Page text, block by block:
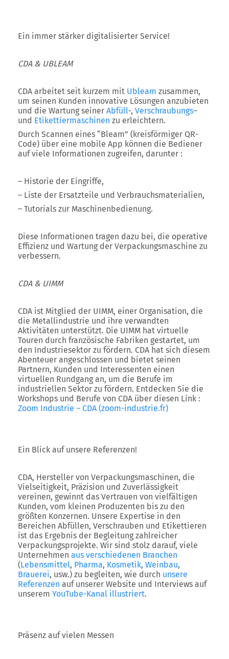
Ein immer stärker digitalisierter Service!
CDA & UBLEAM
CDA arbeitet seit kurzem mit Ubleam zusammen,
um seinen Kunden innovative Lösungen anzubieten
und die Wartung seiner Abfüll-, Verschraubungs–
und Etikettiermaschinen zu erleichtern.
Durch Scannen eines “Bleam” (kreisförmiger QR-
Code) über eine mobile App können die Bediener
auf viele Informationen zugreifen, darunter :
– Historie der Eingriffe,
– Liste der Ersatzteile und Verbrauchsmaterialien,
– Tutorials zur Maschinenbedienung.
Diese Informationen tragen dazu bei, die operative
Effizienz und Wartung der Verpackungsmaschine zu
verbessern.
CDA & UIMM
CDA ist Mitglied der UIMM, einer Organisation, die
die Metallindustrie und ihre verwandten
Aktivitäten unterstützt. Die UIMM hat virtuelle
Touren durch französische Fabriken gestartet, um
den Industriesektor zu fördern. CDA hat sich diesem
Abenteuer angeschlossen und bietet seinen
Partnern, Kunden und Interessenten einen
virtuellen Rundgang an, um die Berufe im
industriellen Sektor zu fördern. Entdecken Sie die
Workshops und Berufe von CDA über diesen Link :
Zoom Industrie – CDA (zoom-industrie.fr)
Ein Blick auf unsere Referenzen!
CDA, Hersteller von Verpackungsmaschinen, die
Vielseitigkeit, Präzision und Zuverlässigkeit
vereinen, gewinnt das Vertrauen von vielfältigen
Kunden, vom kleinen Produzenten bis zu den
größten Konzernen. Unsere Expertise in den
Bereichen Abfüllen, Verschrauben und Etikettieren
ist das Ergebnis der Begleitung zahlreicher
Verpackungsprojekte. Wir sind stolz darauf, viele
Unternehmen aus verschiedenen Branchen
(Lebensmittel, Pharma, Kosmetik, Weinbau,
Brauerei, usw.) zu begleiten, wie durch unsere
Referenzen auf unserer Website und Interviews auf
unserem YouTube-Kanal illustriert.
Präsenz auf vielen Messen